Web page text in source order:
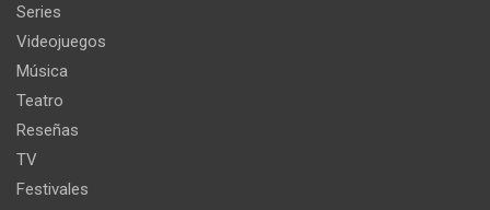
Series
Videojuegos
Música
Teatro
Reseñas
TV
Festivales